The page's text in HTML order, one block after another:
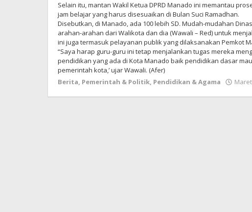
Selain itu, mantan Wakil Ketua DPRD Manado ini memantau
jam belajar yang harus disesuaikan di Bulan Suci Ramadhan.
Disebutkan, di Manado, ada 100 lebih SD. Mudah-mudahan
arahan-arahan dari Walikota dan dia (Wawali – Red) untuk
ini juga termasuk pelayanan publik yang dilaksanakan Pemkot
“Saya harap guru-guru ini tetap menjalankan tugas mereka
pendidikan yang ada di Kota Manado baik pendidikan dasar
pemerintah kota,’ ujar Wawali. (Afer)
Berita, Pemerintah & Politik, Pendidikan & Agama